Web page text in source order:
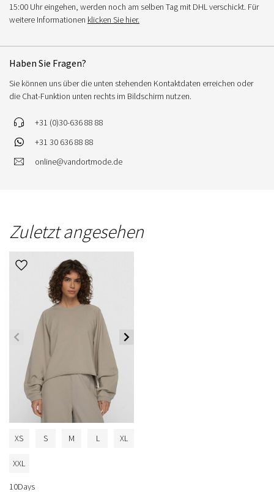
15:00 Uhr eingehen, werden noch am selben Tag mit DHL verschickt. Für
weitere Informationen klicken Sie hier.
Haben Sie Fragen?
Sie können uns über die unten stehenden Kontaktdaten erreichen oder
die Chat-Funktion unten rechts im Bildschirm nutzen.
+31 (0)30-636 88 88
+31 30 636 88 88
online@vandortmode.de
Zuletzt angesehen
XS S M L XL
XXL
10Days